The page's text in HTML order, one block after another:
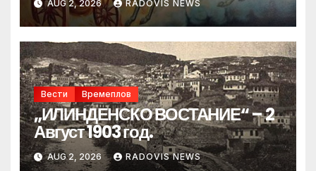
AUG 2, 2026 RADOVIS NEWS
Вести Времеплов
„ИЛИНДЕНСКО ВОСТАНИЕ“ – 2
Август 1903 год.
AUG 2, 2026 RADOVIS NEWS